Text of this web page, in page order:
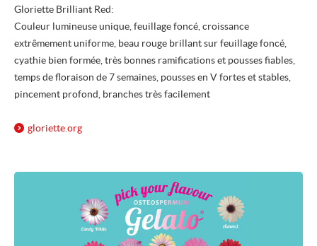
Gloriette Brilliant Red:
Couleur lumineuse unique, feuillage foncé, croissance
extrêmement uniforme, beau rouge brillant sur feuillage foncé,
cyathie bien formée, très bonnes ramifications et pousses fiables,
temps de floraison de 7 semaines, pousses en V fortes et stables,
pincement profond, branches très facilement
gloriette.org